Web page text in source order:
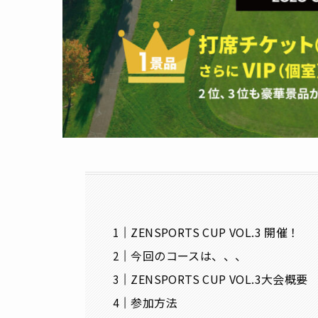
ZENSPORTS CUP VOL.3 開催！
今回のコースは、、、
ZENSPORTS CUP VOL.3大会概要
参加方法